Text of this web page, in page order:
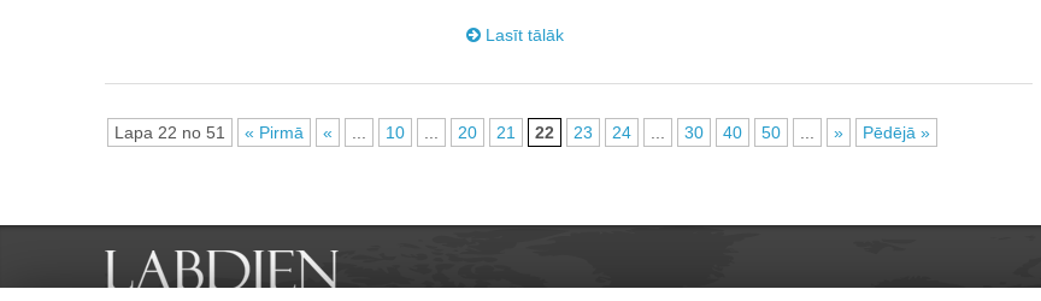
Lasīt tālāk
Lapa 22 no 51 « Pirmā « 10 20 21 22 23 24 30 40 50 » Pēdējā »